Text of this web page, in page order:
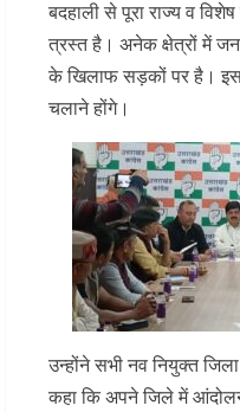
बदहाली से पूरा राज्य व
त्रस्त है। अनेक क्षेत्रों में
के खिलाफ सड़कों पर है।
चलाने होंगे।
उन्होंने सभी नव नियुक्त
कहा कि अपने जिले में